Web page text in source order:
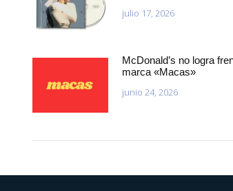
julio 17, 2026
McDonald’s no logra
marca «Macas»
junio 24, 2026